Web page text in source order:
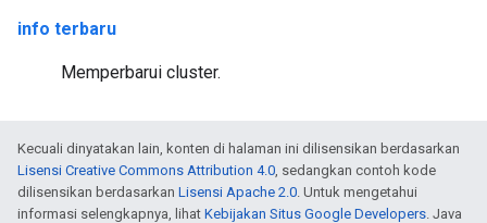
info terbaru
Memperbarui cluster.
Kecuali dinyatakan lain, konten di halaman ini dilisensikan berdasarkan
Lisensi Creative Commons Attribution 4.0, sedangkan contoh kode
dilisensikan berdasarkan Lisensi Apache 2.0. Untuk mengetahui
informasi selengkapnya, lihat Kebijakan Situs Google Developers. Java